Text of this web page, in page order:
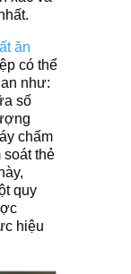
ăn
có thể
như:
số
chấm
soát thẻ
quy
hiệu